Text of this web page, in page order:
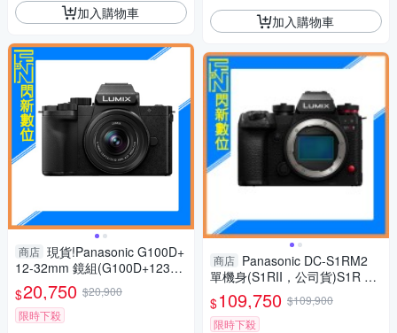
加入購物車
商店 現貨!Panasonic G100D+
12-32mm 鏡組(G100D+123
2，公司貨)G100
$20,750 $20,900
限時下殺
加入購物車
商店 Panasonic DC-S1RM2
單機身(S1RII，公司貨)S1R Ma
rk II S1R2
$109,750 $109,900
限時下殺